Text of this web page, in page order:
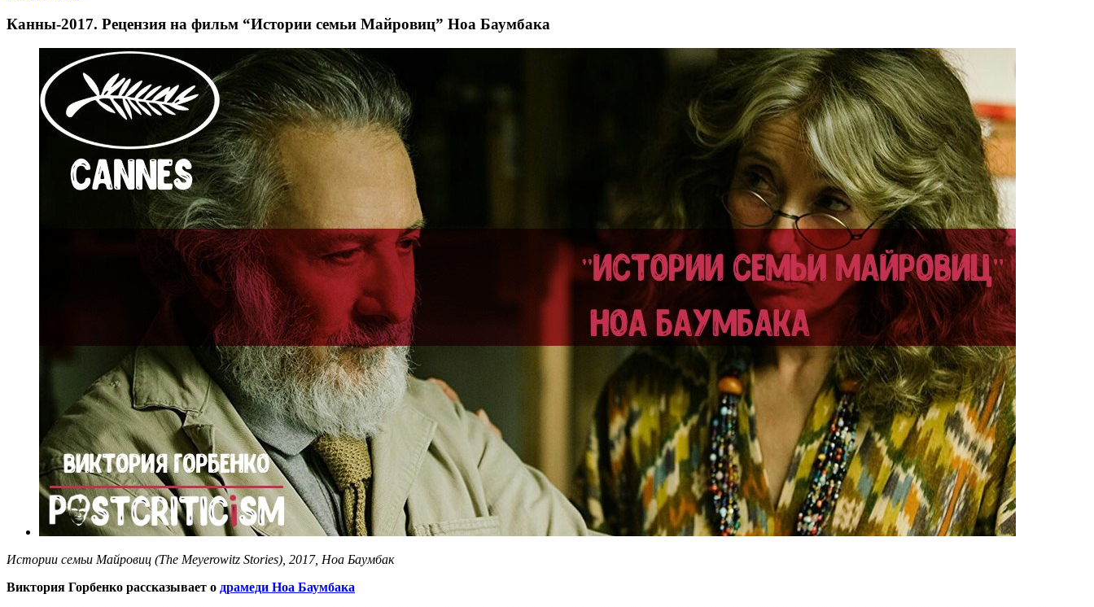
Канны-2017. Рецензия на фильм “Истории семьи Майровиц” Ноа Баумбака
Истории семьи Майровиц (The Meyerowitz Stories), 2017, Ноа Баумбак
Виктория Горбенко рассказывает о драмеди Ноа Баумбака